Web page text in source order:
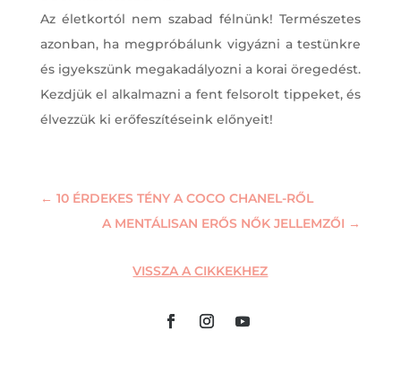
Az életkortól nem szabad félnünk! Természetes
azonban, ha megpróbálunk vigyázni a testünkre
és igyekszünk megakadályozni a korai öregedést.
Kezdjük el alkalmazni a fent felsorolt tippeket, és
élvezzük ki erőfeszítéseink előnyeit!
← 10 ÉRDEKES TÉNY A COCO CHANEL-RŐL
A MENTÁLISAN ERŐS NŐK JELLEMZŐI →
VISSZA A CIKKEKHEZ